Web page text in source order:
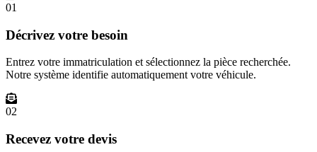
01
Décrivez votre besoin
Entrez votre immatriculation et sélectionnez la pièce recherchée.
Notre système identifie automatiquement votre véhicule.
02
Recevez votre devis